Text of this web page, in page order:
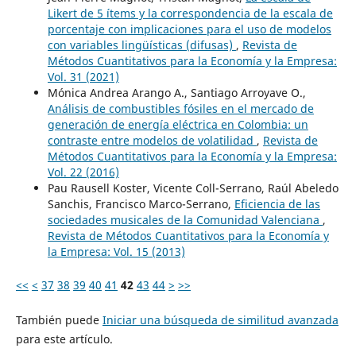
Likert de 5 ítems y la correspondencia de la escala de
porcentaje con implicaciones para el uso de modelos
con variables lingüísticas (difusas) , Revista de
Métodos Cuantitativos para la Economía y la Empresa:
Vol. 31 (2021)
Mónica Andrea Arango A., Santiago Arroyave O.,
Análisis de combustibles fósiles en el mercado de
generación de energía eléctrica en Colombia: un
contraste entre modelos de volatilidad , Revista de
Métodos Cuantitativos para la Economía y la Empresa:
Vol. 22 (2016)
Pau Rausell Koster, Vicente Coll-Serrano, Raúl Abeledo
Sanchis, Francisco Marco-Serrano, Eficiencia de las
sociedades musicales de la Comunidad Valenciana ,
Revista de Métodos Cuantitativos para la Economía y
la Empresa: Vol. 15 (2013)
<< < 37 38 39 40 41 42 43 44 > >>
También puede Iniciar una búsqueda de similitud avanzada
para este artículo.